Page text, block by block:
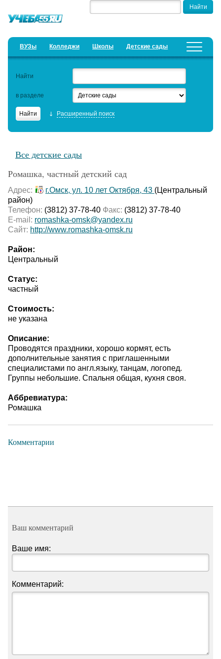
ВУЗы Колледжи Школы Детские сады
Добавить уч. заведение Предложить новость
Найти
в разделе
Расширенный поиск
Все детские сады
Ромашка, частный детский сад
Адрес: г.Омск, ул. 10 лет Октября, 43 (Центральный
район)
Телефон: (3812) 37-78-40 Факс: (3812) 37-78-40
E-mail: romashka-omsk@yandex.ru
Сайт: http://www.romashka-omsk.ru
Район:
Центральный
Статус:
частный
Стоимость:
не указана
Описание:
Проводятся праздники, хорошо кормят, есть
дополнительные занятия с приглашенными
специалистами по англ.языку, танцам, логопед.
Группы небольшие. Спальня общая, кухня своя.
Аббревиатура:
Ромашка
Комментарии
Ваш комментарий
Ваше имя:
Комментарий: